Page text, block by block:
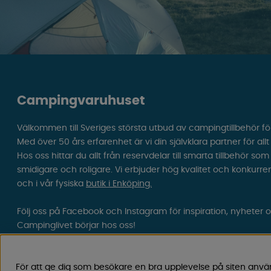
Campingvaruhuset
Välkommen till Sveriges största utbud av campingtillbehör
Med över 50 års erfarenhet är vi din självklara partner för
Hos oss hittar du allt från reservdelar till smarta tillbehör
smidigare och roligare. Vi erbjuder hög kvalitet och
och i vår fysiska butik i Enköping.
Följ oss på Facebook och Instagram för inspiration, nyheter
Campinglivet börjar hos oss!
För att ge dig som besökare en bra upplevelse på siten